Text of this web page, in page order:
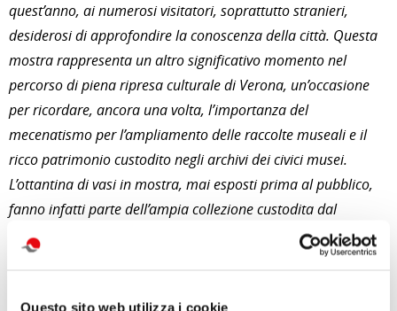
Questo sito web utilizza i cookie
quest’anno, ai numerosi visitatori, soprattutto stranieri,
desiderosi di approfondire la conoscenza della città. Questa
mostra rappresenta un altro significativo momento nel
percorso di piena ripresa culturale di Verona, un’occasione
per ricordare, ancora una volta, l’importanza del
mecenatismo per l’ampliamento delle raccolte museali e il
ricco patrimonio custodito negli archivi dei civici musei.
L’ottantina di vasi in mostra, mai esposti prima al pubblico,
fanno infatti parte dell’ampia collezione custodita dal
Museo Archeologico